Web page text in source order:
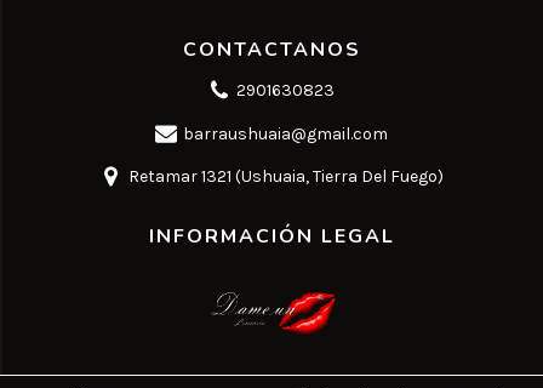
CONTACTANOS
2901630823
barraushuaia@gmail.com
Retamar 1321 (Ushuaia, Tierra Del Fuego)
INFORMACIÓN LEGAL